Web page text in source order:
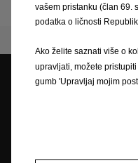
Zatražite ponudu od
Pretraga partnera
vašem pristanku (član 69.
podatka o ličnosti
Ako želite saznati više o
upravljati, možete
gumb 'Upravljaj mojim